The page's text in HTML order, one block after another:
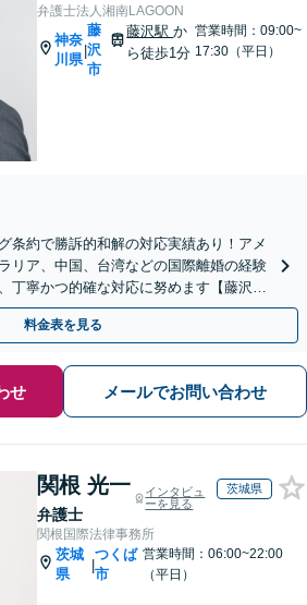
弁護士法人湘南LAGOON
神奈
川県
|
藤
沢
市
藤沢駅か
ら徒歩1分
営業時間：09:00~
17:30（平日）
条約で勝訴的和解の対応実績あり！アメ
リア、中国、台湾などの国際離婚の経験
丁寧かつ的確な対応に努めます【藤沢駅
【夜間・休日相談可】
料金表を見る
せ メールでお問い合わせ
関根 光一
弁護士
インタビュ
ーを見る
茨城県
関根国際法律事務所
茨城
県
|
つくば
市
営業時間：06:00~22:00
（平日）